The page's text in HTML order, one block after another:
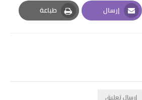
إرسال
Email
طباعة
Print
إرسال تعليق